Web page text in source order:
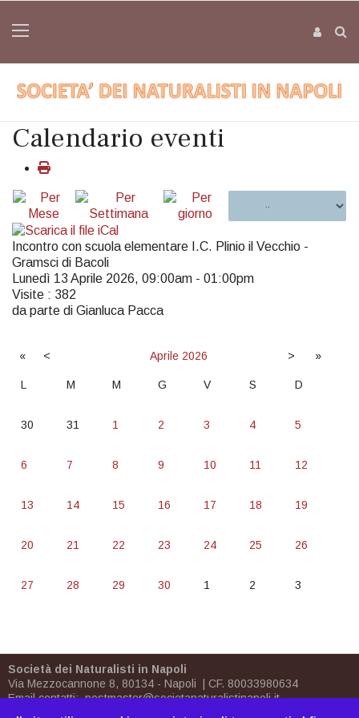
Calendario eventi
Incontro con scuola elementare I.C. Plinio il Vecchio -
Gramsci di Bacoli
Lunedì 13 Aprile 2026, 09:00am - 01:00pm
Visite : 382
da parte di Gianluca Pacca
« < Aprile 2026 > »
L M M G V S D
30 31 1 2 3 4 5
6 7 8 9 10 11 12
13 14 15 16 17 18 19
20 21 22 23 24 25 26
27 28 29 30 1 2 3
Società dei Naturalisti in Napoli
Via Mezzocannone 8, 80134 - Napoli | CF. 80033980634
Email contatti:postmaster@societanaturalistinapoli.it